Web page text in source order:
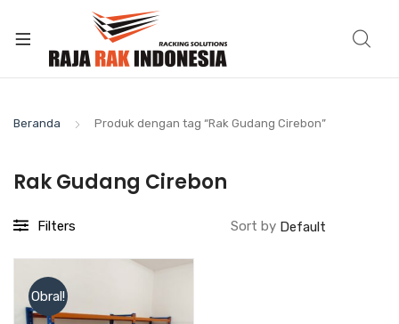
Beranda Produk dengan tag “Rak Gudang Cirebon”
Rak Gudang Cirebon
Filters Sort by
Obral!